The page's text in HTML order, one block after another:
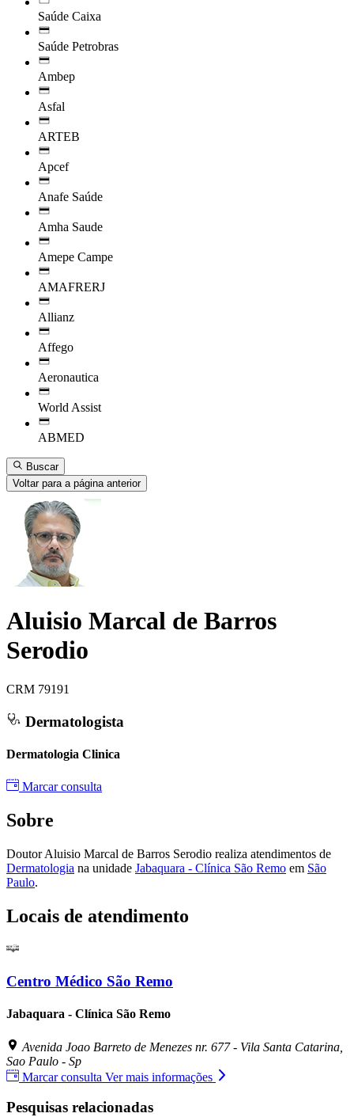
Saúde Caixa
Saúde Petrobras
Ambep
Asfal
ARTEB
Apcef
Anafe Saúde
Amha Saude
Amepe Campe
AMAFRERJ
Allianz
Affego
Aeronautica
World Assist
ABMED
Buscar
Voltar para a página anterior
Aluisio Marcal de Barros
Serodio
CRM 79191
Dermatologista
Dermatologia Clinica
Marcar consulta
Sobre
Doutor Aluisio Marcal de Barros Serodio realiza atendimentos de
Dermatologia na unidade Jabaquara - Clínica São Remo em São
Paulo.
Locais de atendimento
Centro Médico São Remo
Jabaquara - Clínica São Remo
Avenida Joao Barreto de Menezes nr. 677 - Vila Santa Catarina,
Sao Paulo - Sp
Marcar consulta Ver mais informações
Pesquisas relacionadas